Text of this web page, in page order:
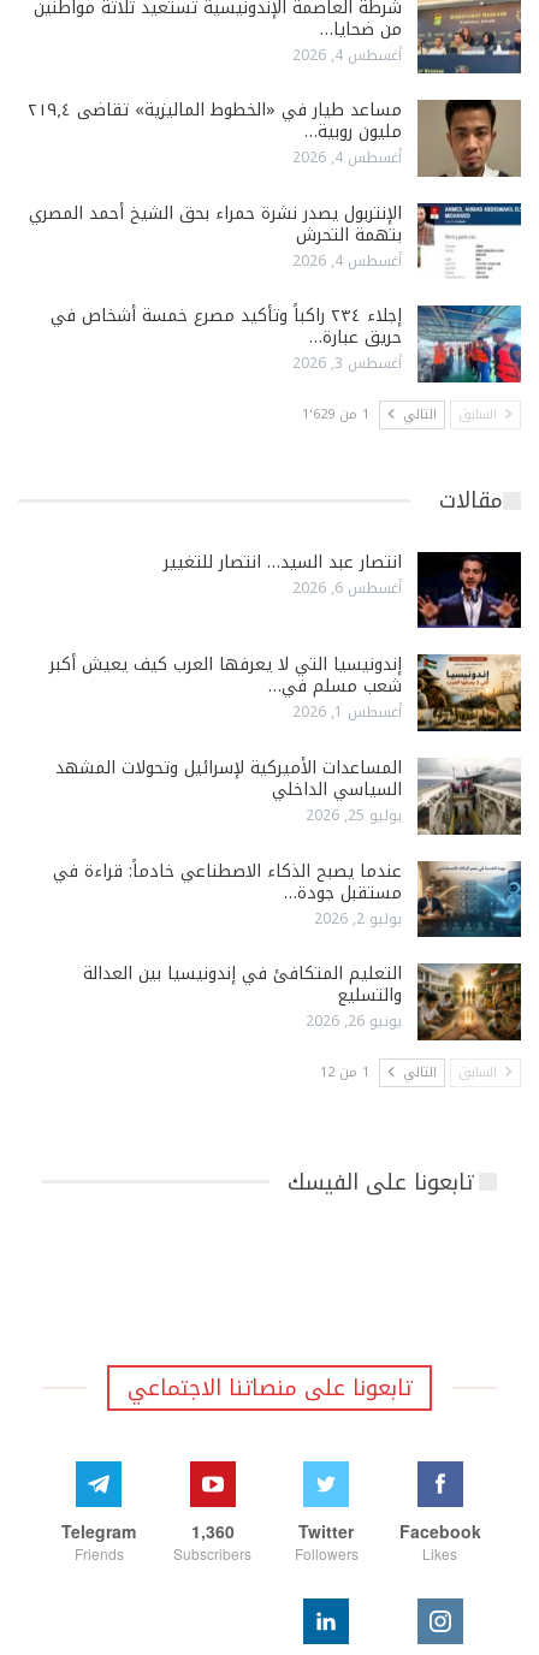
شرطة العاصمة الإندونيسية تستعيد ثلاثة مواطنين
من ضحايا…
أغسطس 4, 2026
مساعد طيار في «الخطوط الماليزية» تقاضى ٢١٩٫٤
مليون روبية…
أغسطس 4, 2026
الإنتربول يصدر نشرة حمراء بحق الشيخ أحمد المصري
بتهمة التحرش
أغسطس 4, 2026
إجلاء ٢٣٤ راكباً وتأكيد مصرع خمسة أشخاص في
حريق عبارة…
أغسطس 3, 2026
السابق التالي 1 من 1٬629
مقالات
انتصار عبد السيد… انتصار للتغيير
أغسطس 6, 2026
إندونيسيا التي لا يعرفها العرب كيف يعيش أكبر
شعب مسلم في…
أغسطس 1, 2026
المساعدات الأميركية لإسرائيل وتحولات المشهد
السياسي الداخلي
يوليو 25, 2026
عندما يصبح الذكاء الاصطناعي خادماً: قراءة في
مستقبل جودة…
يوليو 2, 2026
التعليم المتكافئ في إندونيسيا بين العدالة
والتسليع
يونيو 26, 2026
السابق التالي 1 من 12
تابعونا على الفيسك
تابعونا على منصاتنا الاجتماعي
Facebook
Likes
Twitter
Followers
1,360
Subscribers
Telegram
Friends